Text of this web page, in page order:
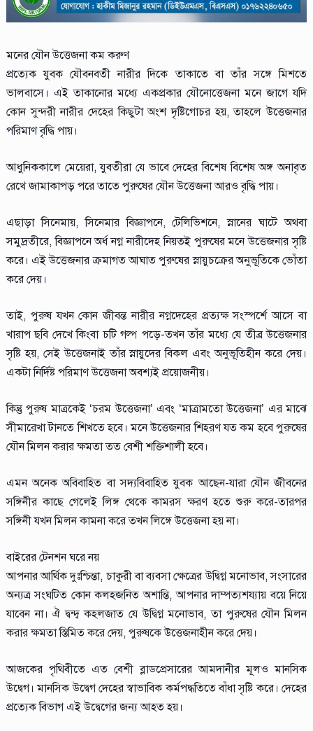
মনের যৌন উত্তেজনা কম করুণ
প্রত্যেক যুবক যৌবনবতী নারীর দিকে তাকাতে বা তাঁর সঙ্গে মিশতে
ভালবাসে। এই তাকানোর মধ্যে একপ্রকার যৌনোত্তেজনা মনে জাগে যদি
কোন সুন্দরী নারীর দেহের কিছুটা অংশ দৃষ্টিগোচর হয়, তাহলে উত্তেজনার
পরিমাণ বৃদ্ধি পায়।
আধুনিককালে মেয়েরা, যুবতীরা যে ভাবে দেহের বিশেষ বিশেষ অঙ্গ অনাবৃত
রেখে জামাকাপড় পরে তাতে পুরুষের যৌন উত্তেজনা আরও বৃদ্ধি পায়।
এছাড়া সিনেমায়, সিনেমার বিজ্ঞাপনে, টেলিভিশনে, স্নানের ঘাটে অথবা
সমুদ্রতীরে, বিজ্ঞাপনে অর্ধ নগ্ন নারীদেহ নিয়তই পুরুষের মনে উত্তেজনার সৃষ্টি
করে। এই উত্তেজনার ক্রমাগত আঘাত পুরুষের স্নায়ুচক্রের অনুভূতিকে ভোঁতা
করে দেয়।
তাই, পুরুষ যখন কোন জীবন্ত নারীর নগ্নদেহের প্রত্যক্ষ সংস্পর্শে আসে বা
খারাপ ছবি দেখে কিংবা চটি গল্প পড়ে-তখন তাঁর মধ্যে যে তীব্র উত্তেজনার
সৃষ্টি হয়, সেই উত্তেজনাই তাঁর স্নায়ুদের বিকল এবং অনুভূতিহীন করে দেয়।
একটা নির্দিষ্ট পরিমাণ উত্তেজনা অবশ্যই প্রয়োজনীয়।
কিন্তু পুরুষ মাত্রকেই ‘চরম উত্তেজনা’ এবং ‘মাত্রামতো উত্তেজনা’ এর মাঝে
সীমারেখা টানতে শিখতে হবে। মনে উত্তেজনার শিহরণ যত কম হবে পুরুষের
যৌন মিলন করার ক্ষমতা তত বেশী শক্তিশালী হবে।
এমন অনেক অবিবাহিত বা সদ্যবিবাহিত যুবক আছেন-যারা যৌন জীবনের
সঙ্গিনীর কাছে গেলেই লিঙ্গ থেকে কামরস ক্ষরণ হতে শুরু করে-তারপর
সঙ্গিনী যখন মিলন কামনা করে তখন লিঙ্গে উত্তেজনা হয় না।
বাইরের টেনশন ঘরে নয়
আপনার আর্থিক দুঃশ্চিন্তা, চাকুরী বা ব্যবসা ক্ষেত্রের উদ্বিগ্ন মনোভাব, সংসারের
অন্যত্র সংঘটিত কোন কলহজনিত অশান্তি, আপনার দাম্পত্যশয্যায় বয়ে নিয়ে
যাবেন না। ঐ দ্বন্দ্ব কহলজাত যে উদ্বিগ্ন মনোভাব, তা পুরুষের যৌন মিলন
করার ক্ষমতা স্তিমিত করে দেয়, পুরুষকে উত্তেজনাহীন করে দেয়।
আজকের পৃথিবীতে এত বেশী ব্লাডপ্রেসারের আমদানীর মূলও মানসিক
উদ্বেগ। মানসিক উদ্বেগ দেহের স্বাভাবিক কর্মপদ্ধতিতে বাঁধা সৃষ্টি করে। দেহের
প্রত্যেক বিভাগ এই উদ্বেগের জন্য আহত হয়।